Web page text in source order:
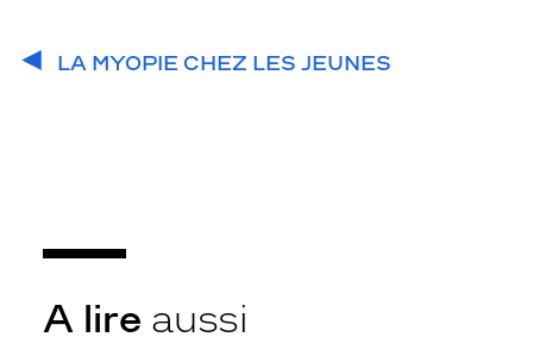
LA MYOPIE CHEZ LES JEUNES
A lire aussi